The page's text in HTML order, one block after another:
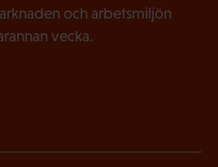
och arbetsmiljön
vecka.